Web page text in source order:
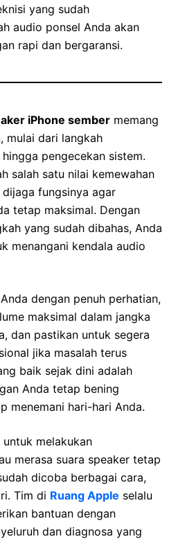
yang sudah
audio ponsel Anda akan
rapi dan bergaransi.
iPhone sember memang
mulai dari langkah
pengecekan sistem.
salah satu nilai kemewahan
fungsinya agar
tetap maksimal. Dengan
yang sudah dibahas, Anda
menangani kendala audio
dengan penuh perhatian,
maksimal dalam jangka
dan pastikan untuk segera
jika masalah terus
baik sejak dini adalah
Anda tetap bening
menemani hari-hari Anda.
melakukan
merasa suara speaker tetap
dicoba berbagai cara,
Tim di Ruang Apple selalu
bantuan dengan
dan diagnosa yang